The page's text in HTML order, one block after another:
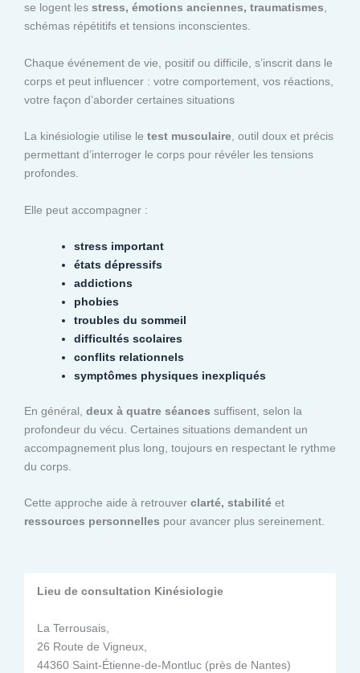
se logent les stress, émotions anciennes, traumatismes,
schémas répétitifs et tensions inconscientes.
Chaque événement de vie, positif ou difficile, s’inscrit dans le
corps et peut influencer : votre comportement, vos réactions,
votre façon d’aborder certaines situations
La kinésiologie utilise le test musculaire, outil doux et précis
permettant d’interroger le corps pour révéler les tensions
profondes.
Elle peut accompagner :
stress important
états dépressifs
addictions
phobies
troubles du sommeil
difficultés scolaires
conflits relationnels
symptômes physiques inexpliqués
En général, deux à quatre séances suffisent, selon la
profondeur du vécu. Certaines situations demandent un
accompagnement plus long, toujours en respectant le rythme
du corps.
Cette approche aide à retrouver clarté, stabilité et
ressources personnelles pour avancer plus sereinement.
Lieu de consultation Kinésiologie
La Terrousais,
26 Route de Vigneux,
44360 Saint-Étienne-de-Montluc (près de Nantes)